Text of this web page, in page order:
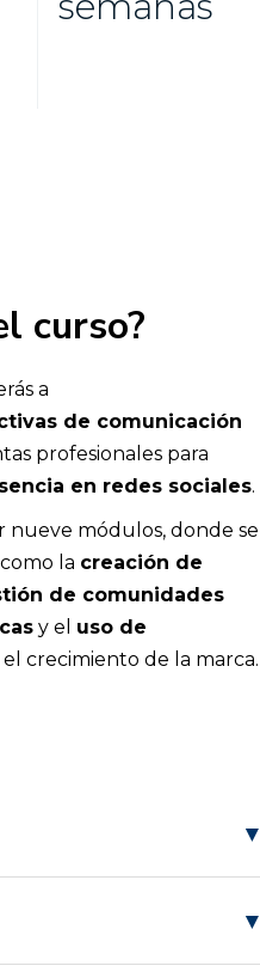
curso?
a
de comunicación
profesionales para
en redes sociales.
nueve módulos, donde se
la creación de
de comunidades
y el uso de
crecimiento de la marca.
▼
▼